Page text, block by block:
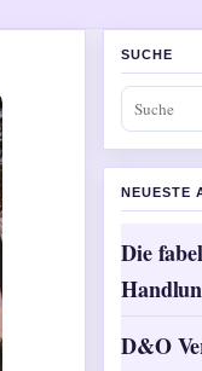
SUCHE
NEUESTE
Die
D&O